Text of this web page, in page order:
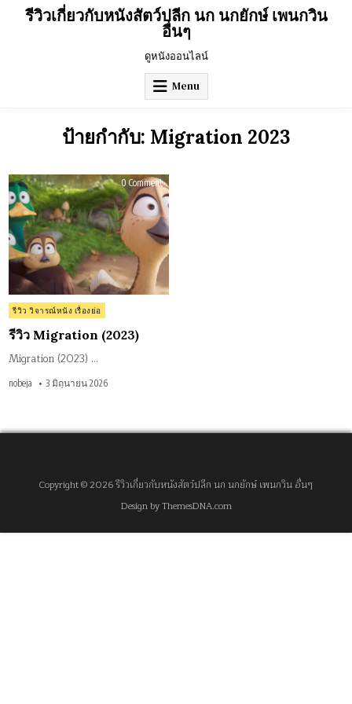
รีวิวเกี่ยวกับหนังสัตว์ปลีก นก นกยักษ์ เพนกวิน
อื่นๆ
ดูหนังออนไลน์
Menu
ป้ายกำกับ: Migration 2023
0 Commenton
รีวิว
Migration
(2023)
Posted
in
รีวิว วิจารณ์หนัง เรื่องย่อ
รีวิว Migration (2023)
Migration (2023) …
nobeja 3 มิถุนายน 2026
Copyright © 2026 รีวิวเกี่ยวกับหนังสัตว์ปลีก นก นกยักษ์ เพนกวิน อื่นๆ
Design by ThemesDNA.com